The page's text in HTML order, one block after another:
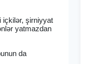
içkilər, şirniyyat
yatmazdan
da